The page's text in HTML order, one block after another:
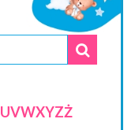
UVWXYZŻ